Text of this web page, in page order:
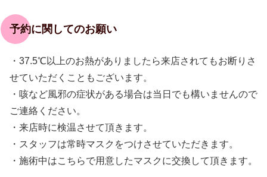
予約に関してのお願い
・37.5℃以上のお熱がありましたら来店されてもお断りさ
せていただくこともございます。
・咳など風邪の症状がある場合は当日でも構いませんので
ご連絡ください。
・来店時に検温させて頂きます。
・スタッフは常時マスクをつけさせていただきます。
・施術中はこちらで用意したマスクに交換して頂きます。